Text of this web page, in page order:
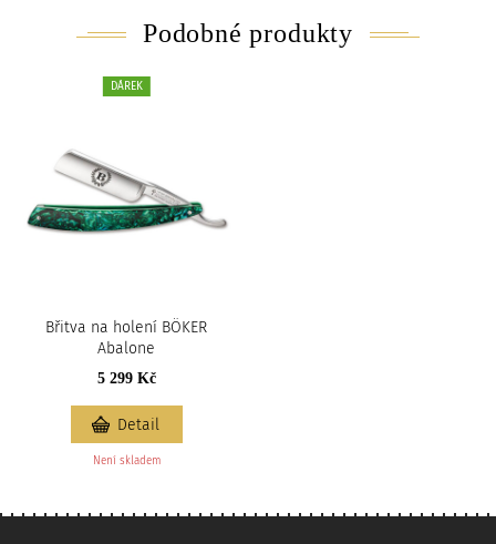
Podobné produkty
Břitva na holení BÖKER
Abalone
DÁREK
5 299 Kč
Není skladem
Detail